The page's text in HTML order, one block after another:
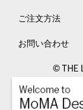
ご注文方法
お問い合わせ
© THE
特定商取引法
カスタ